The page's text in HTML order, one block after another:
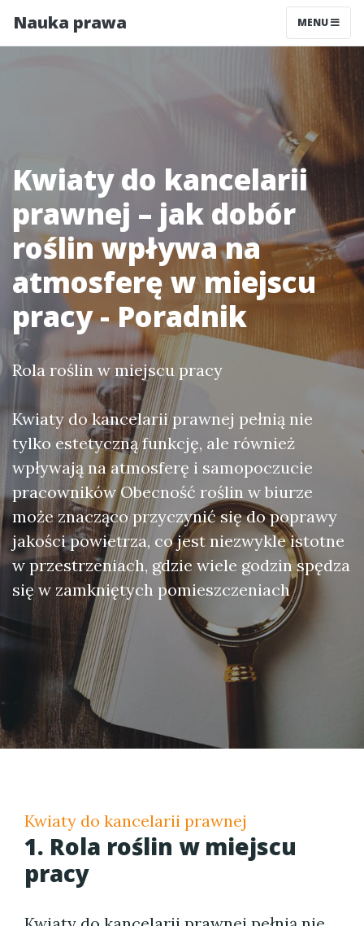
Nauka prawa MENU
Kwiaty do kancelarii
prawnej – jak dobór
roślin wpływa na
atmosferę w miejscu
pracy - Poradnik
Rola roślin w miejscu pracy
Kwiaty do kancelarii prawnej pełnią nie
tylko estetyczną funkcję, ale również
wpływają na atmosferę i samopoczucie
pracowników Obecność roślin w biurze
może znacząco przyczynić się do poprawy
jakości powietrza, co jest niezwykle istotne
w przestrzeniach, gdzie wiele godzin spędza
się w zamkniętych pomieszczeniach
Kwiaty do kancelarii prawnej
1. Rola roślin w miejscu
pracy